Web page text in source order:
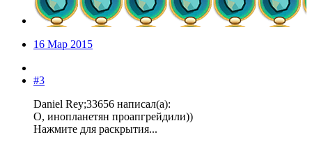
16 Мар 2015
#3
Daniel Rey;33656 написал(а):
О, инопланетян проапгрейдили))
Нажмите для раскрытия...